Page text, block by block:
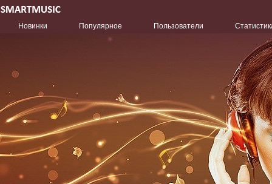
Новинки Популярное Пользователи